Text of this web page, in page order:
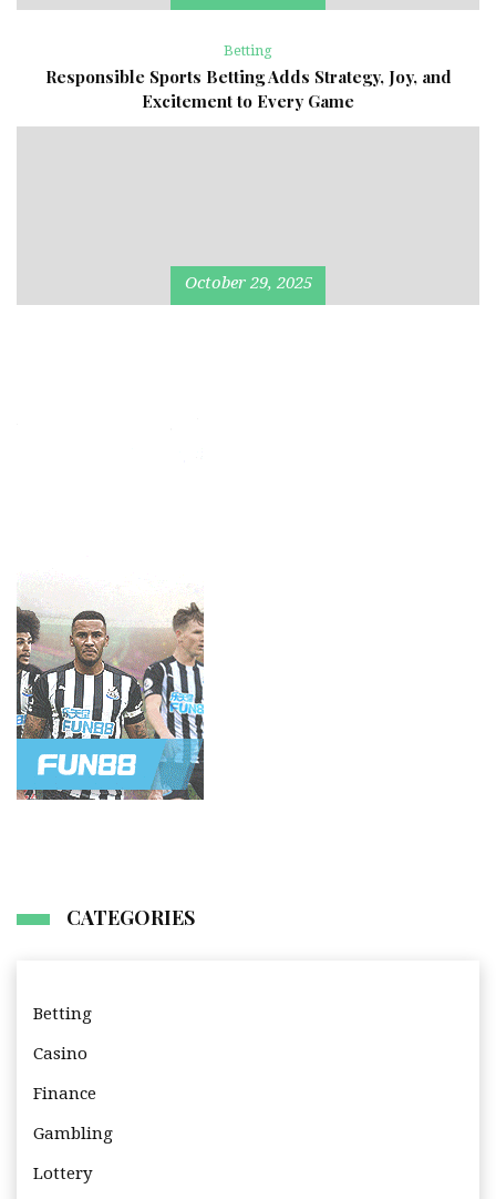
Betting
Responsible Sports Betting Adds Strategy, Joy, and
Excitement to Every Game
October 29, 2025
CATEGORIES
Betting
Casino
Finance
Gambling
Lottery